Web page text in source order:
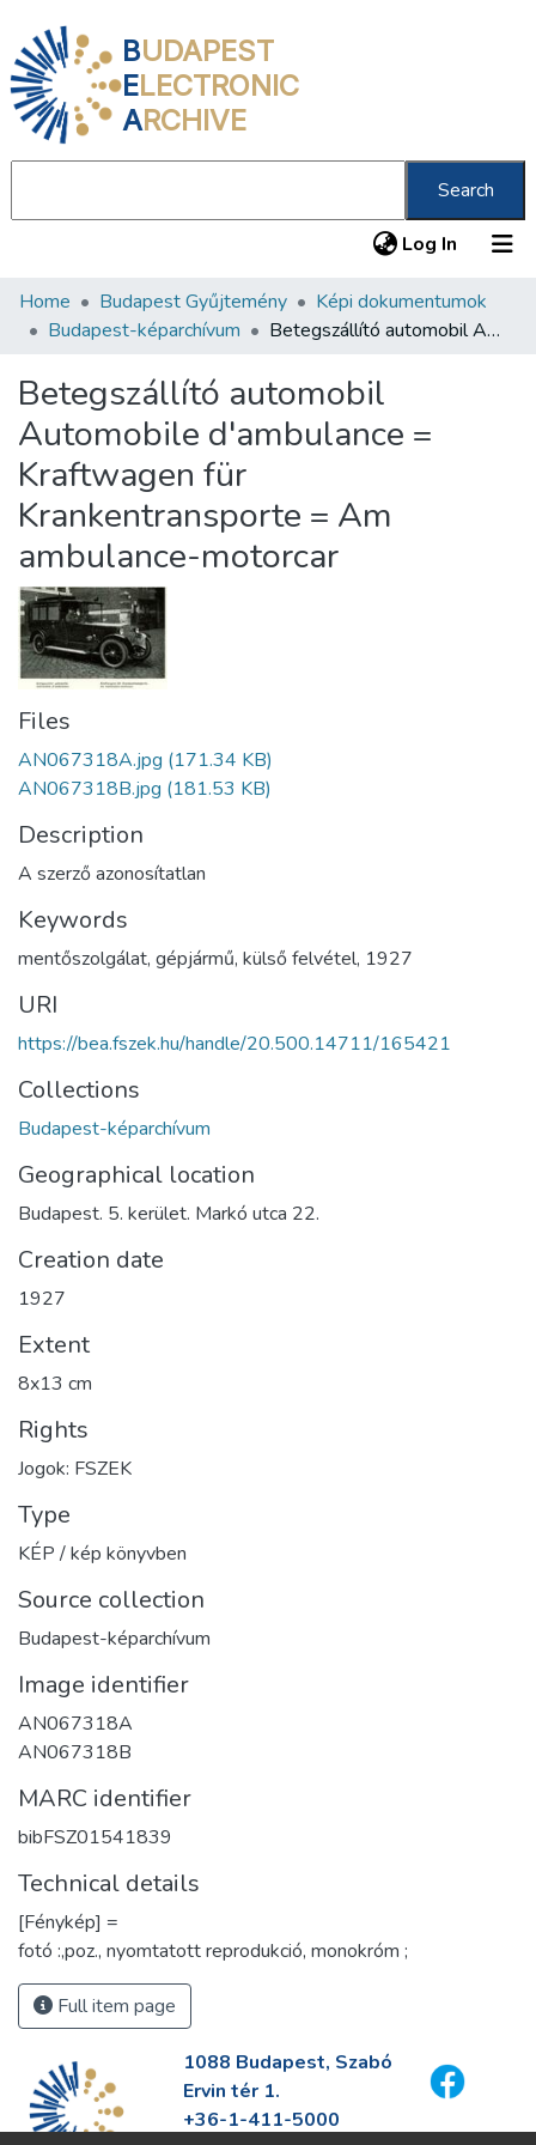
BUDAPEST
ELECTRONIC
ARCHIVE
Search
Log In (current)
Communities & Collections
Statistics
About us
Home Budapest Gyűjtemény
Képi dokumentumok
Budapest-képarchívum
Betegszállító automobil Automobile d'ambulance = Kraftwagen für Krankentransporte = Am ambulance-motorcar
Betegszállító automobil
Automobile d'ambulance =
Kraftwagen für
Krankentransporte = Am
ambulance-motorcar
Files
AN067318A.jpg (171.34 KB)
AN067318B.jpg (181.53 KB)
Description
A szerző azonosítatlan
Keywords
mentőszolgálat, gépjármű, külső felvétel, 1927
URI
https://bea.fszek.hu/handle/20.500.14711/165421
Collections
Budapest-képarchívum
Geographical location
Budapest. 5. kerület. Markó utca 22.
Creation date
1927
Extent
8x13 cm
Rights
Jogok: FSZEK
Type
KÉP / kép könyvben
Source collection
Budapest-képarchívum
Image identifier
AN067318A
AN067318B
MARC identifier
bibFSZ01541839
Technical details
[Fénykép] =
fotó :,poz., nyomtatott reprodukció, monokróm ;
Full item page
1088 Budapest, Szabó
Ervin tér 1.
+36-1-411-5000